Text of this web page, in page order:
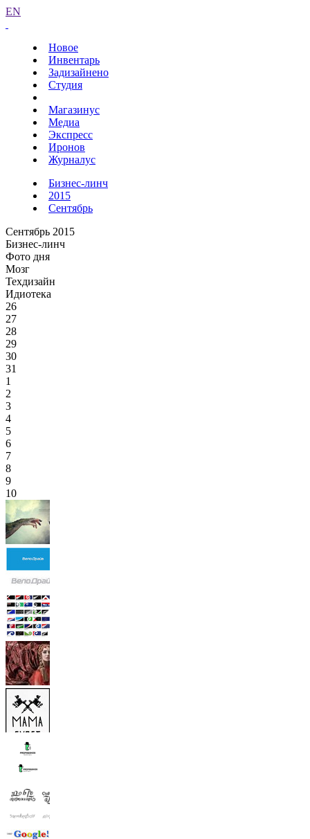
EN
Новое
Инвентарь
Задизайнено
Студия
Магазинус
Медиа
Экспресс
Иронов
Журналус
Бизнес-линч
2015
Сентябрь
Сентябрь 2015
Бизнес-линч
Фото дня
Мозг
Техдизайн
Идиотека
26
27
28
29
30
31
1
2
3
4
5
6
7
8
9
10